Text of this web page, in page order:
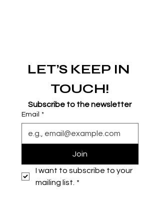
LET’S KEEP IN
TOUCH!
Subscribe to the newsletter
Email *
Join
I want to subscribe to your
mailing list. *